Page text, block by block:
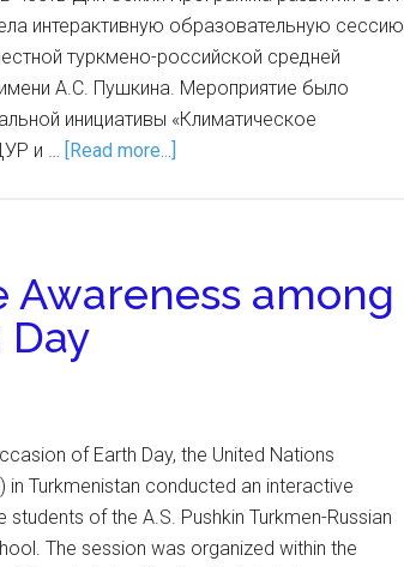
интерактивную образовательную сессию
туркмено-российской средней
А.С. Пушкина. Мероприятие было
инициативы «Климатическое
и … [Read more...]
Awareness among
of Earth Day, the United Nations
in Turkmenistan conducted an interactive
of the A.S. Pushkin Turkmen-Russian
The session was organized within the